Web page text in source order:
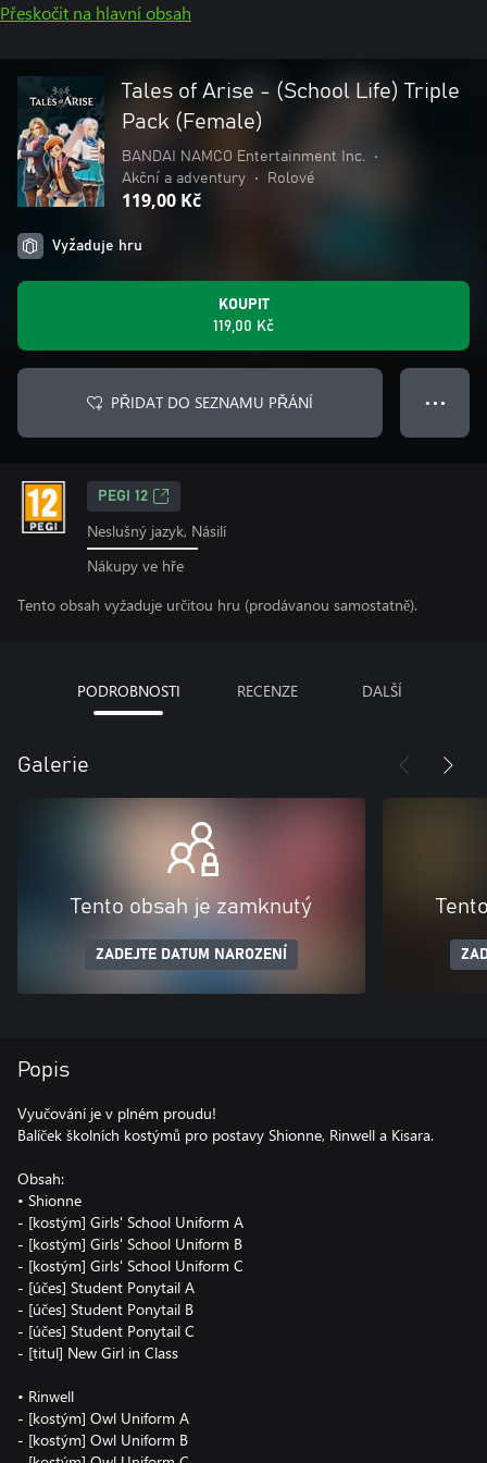
Přeskočit na hlavní obsah
Tales of Arise - (School Life) Triple
Pack (Female)
BANDAI NAMCO Entertainment Inc.
•
Akční a adventury
• Rolové
119,00 Kč
Vyžaduje hru
KOUPIT
119,00 Kč
PŘIDAT DO SEZNAMU PŘÁNÍ ● ● ●
PEGI 12
Neslušný jazyk, Násilí
Nákupy ve hře
Tento obsah vyžaduje určitou hru (prodávanou samostatně).
PODROBNOSTI RECENZE DALŠÍ
Galerie
Tento obsah je zamknutý
ZADEJTE DATUM NAROZENÍ
Popis
Vyučování je v plném proudu!
Balíček školních kostýmů pro postavy Shionne, Rinwell a Kisara.
Obsah:
• Shionne
- [kostým] Girls' School Uniform A
- [kostým] Girls' School Uniform B
- [kostým] Girls' School Uniform C
- [účes] Student Ponytail A
- [účes] Student Ponytail B
- [účes] Student Ponytail C
- [titul] New Girl in Class
• Rinwell
- [kostým] Owl Uniform A
- [kostým] Owl Uniform B